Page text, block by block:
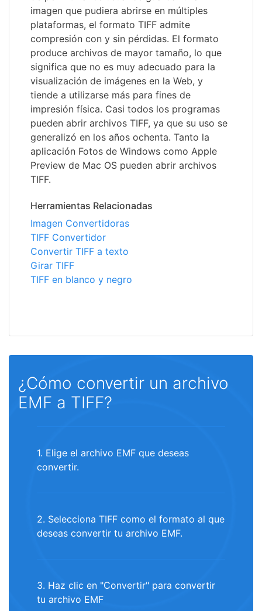
imagen que pudiera abrirse en múltiples
plataformas, el formato TIFF admite
compresión con y sin pérdidas. El formato
produce archivos de mayor tamaño, lo que
significa que no es muy adecuado para la
visualización de imágenes en la Web, y
tiende a utilizarse más para fines de
impresión física. Casi todos los programas
pueden abrir archivos TIFF, ya que su uso se
generalizó en los años ochenta. Tanto la
aplicación Fotos de Windows como Apple
Preview de Mac OS pueden abrir archivos
TIFF.
Herramientas Relacionadas
Imagen Convertidoras
TIFF Convertidor
Convertir TIFF a texto
Girar TIFF
TIFF en blanco y negro
¿Cómo convertir un archivo
EMF a TIFF?
1. Elige el archivo EMF que deseas
convertir.
2. Selecciona TIFF como el formato al que
deseas convertir tu archivo EMF.
3. Haz clic en "Convertir" para convertir
tu archivo EMF